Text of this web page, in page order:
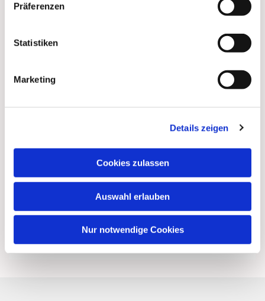
Präferenzen
Statistiken
Marketing
Details zeigen
Cookies zulassen
Auswahl erlauben
Nur notwendige Cookies